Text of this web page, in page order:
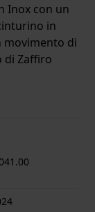
Inox con un
in
movimento di
di Zaffiro